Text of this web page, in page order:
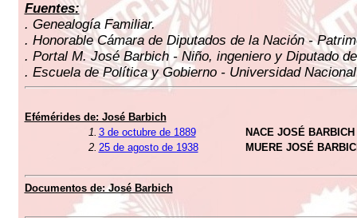
Fuentes:
. Genealogía Familiar.
. Honorable Cámara de Diputados de la Nación -
. Portal M. José Barbich - Niño, ingeniero y Diputado
. Escuela de Política y Gobierno - Universidad
Efémérides de: José Barbich
1. 3 de octubre de 1889
NACE JOSÉ BARBICH
2. 25 de agosto de 1938 MUERE JOSÉ
Documentos de: José Barbich